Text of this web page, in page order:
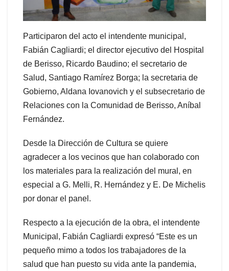
Participaron del acto el intendente municipal,
Fabián Cagliardi; el director ejecutivo del Hospital
de Berisso, Ricardo Baudino; el secretario de
Salud, Santiago Ramírez Borga; la secretaria de
Gobierno, Aldana Iovanovich y el subsecretario de
Relaciones con la Comunidad de Berisso, Aníbal
Fernández.
Desde la Dirección de Cultura se quiere
agradecer a los vecinos que han colaborado con
los materiales para la realización del mural, en
especial a G. Melli, R. Hernández y E. De Michelis
por donar el panel.
Respecto a la ejecución de la obra, el intendente
Municipal, Fabián Cagliardi expresó “Este es un
pequeño mimo a todos los trabajadores de la
salud que han puesto su vida ante la pandemia,